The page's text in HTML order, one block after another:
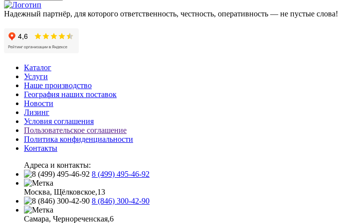
Надежный партнёр, для которого ответственность, честность, оперативность — не пустые слова!
Каталог
Услуги
Наше производство
География наших поставок
Новости
Лизинг
Условия соглашения
Пользовательское соглашение
Политика конфиденциальности
Контакты
Адреса и контакты:
8 (499) 495-46-92
Москва, Щёлковское,13
8 (846) 300-42-90
Самара, Чернореченская,6